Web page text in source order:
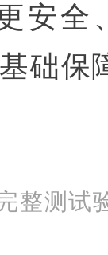
安全
础保
整测试